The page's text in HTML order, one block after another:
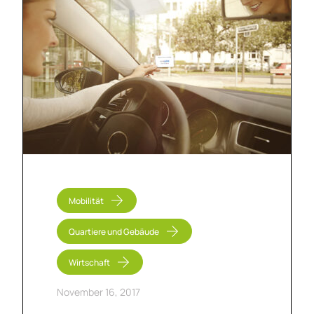
Mobilität
Quartiere und Gebäude
Wirtschaft
November 16, 2017